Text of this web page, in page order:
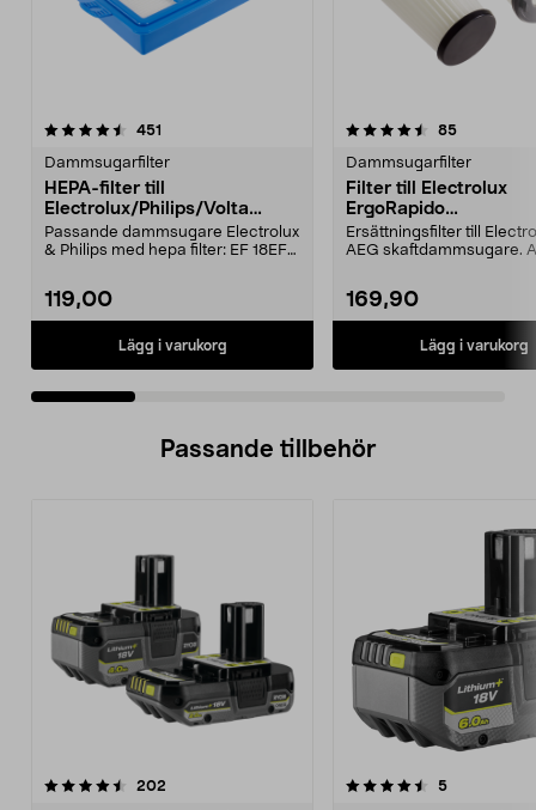
451
Dammsugarfilter
HEPA-filter till
Electrolux/Philips/Volta
dammsugare
Passande dammsugare Electrolux
& Philips med hepa filter: EF 18EFH
119,00
Lägg i varukorg
4.5 av 5 stjärnor 85recensioner
Dammsugarfilter
Filter till Electrolux
ErgoRapido
skaftdammsugare
Ersättningsfilter till
AEG skaftdammsugare.
169,90
Lägg i varukorg
4.5 av 5 stjärnor
Passande tillbehör
202
4.5av 5 stjärnor 5recensioner